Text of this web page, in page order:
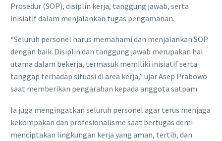
Prosedur (SOP), disiplin kerja, tanggung jawab, serta
inisiatif dalam menjalankan tugas pengamanan.
“Seluruh personel harus memahami dan menjalankan SOP
dengan baik. Disiplin dan tanggung jawab merupakan hal
utama dalam bekerja, termasuk memiliki inisiatif serta
tanggap terhadap situasi di area kerja,” ujar Asep Prabowo
saat memberikan pengarahan kepada anggota satpam.
Ia juga mengingatkan seluruh personel agar terus menjaga
kekompakan dan profesionalisme saat bertugas demi
menciptakan lingkungan kerja yang aman, tertib, dan